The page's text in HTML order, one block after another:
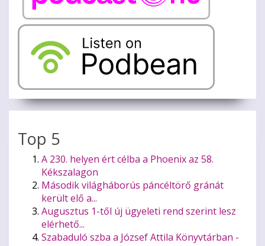
Top 5
A 230. helyen ért célba a Phoenix az 58.
Kékszalagon
Második világháborús páncéltörő gránát
került elő a...
Augusztus 1-től új ügyeleti rend szerint lesz
elérhető...
Szabaduló szba a József Attila Könyvtárban -